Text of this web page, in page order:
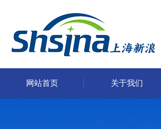
网站首页 关于我们